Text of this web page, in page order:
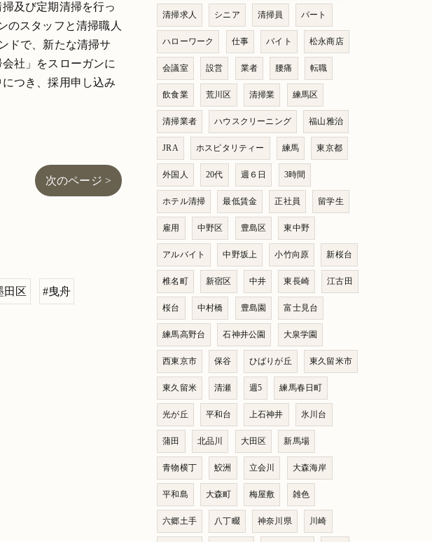
及び定期清掃を行っ
のスタッフと清掃職人
ドで、新たな清掃サ
社」をスローガンに
つき、採用申し込み
次のページ >
田区 #曳舟
清掃求人 シニア 清掃員 パート
ハローワーク 仕事 バイト 松永商店
会議室 設営 業者 腰痛 転職
飲食業 荒川区 清掃業 練馬区
清掃業者 ハウスクリーニング 福山雅治
JRA ホスピタリティー 練馬 東京都
外国人 20代 週６日 3時間
ホテル清掃 最低賃金 正社員 留学生
雇用 中野区 豊島区 東中野
アルバイト 中野坂上 小竹向原 新桜台
椎名町 新宿区 中井 東長崎 江古田
桜台 中村橋 豊島園 富士見台
練馬高野台 石神井公園 大泉学園
西東京市 保谷 ひばりが丘 東久留米市
東久留米 清瀬 週5 練馬春日町
光が丘 平和台 上石神井 氷川台
蒲田 北品川 大田区 新馬場
青物横丁 鮫洲 立会川 大森海岸
平和島 大森町 梅屋敷 雑色
六郷土手 八丁畷 神奈川県 川崎